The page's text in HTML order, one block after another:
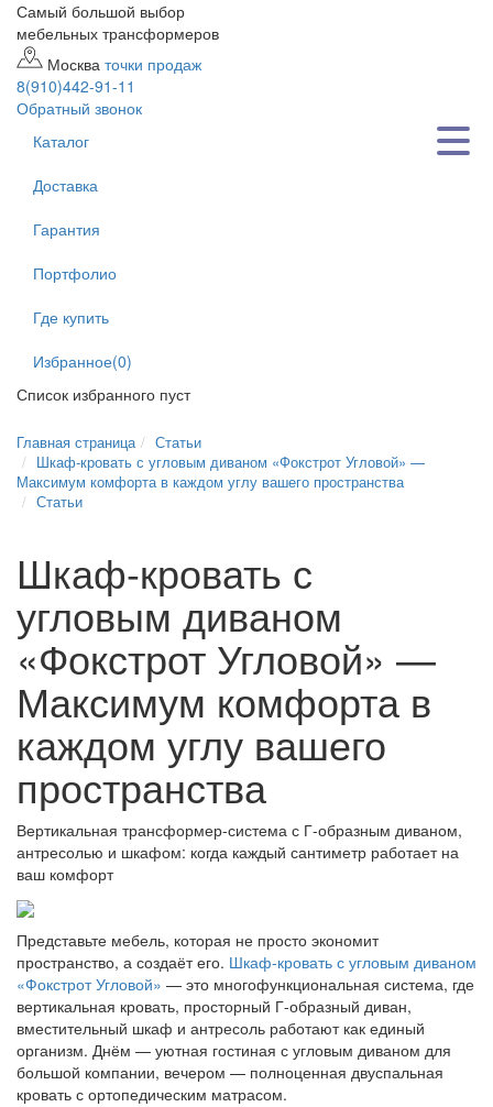
Самый большой выбор
мебельных трансформеров
Москва точки продаж
8(910)442-91-11
Обратный звонок
Каталог
Доставка
Гарантия
Портфолио
Где купить
Избранное(0)
Список избранного пуст
Главная страница
Статьи
Шкаф-кровать с угловым диваном «Фокстрот Угловой» —
Максимум комфорта в каждом углу вашего пространства
Статьи
Шкаф-кровать с
угловым диваном
«Фокстрот Угловой» —
Максимум комфорта в
каждом углу вашего
пространства
Вертикальная трансформер-система с Г-образным диваном,
антресолью и шкафом: когда каждый сантиметр работает на
ваш комфорт
Представьте мебель, которая не просто экономит
пространство, а создаёт его. Шкаф-кровать с угловым диваном
«Фокстрот Угловой» — это многофункциональная система, где
вертикальная кровать, просторный Г-образный диван,
вместительный шкаф и антресоль работают как единый
организм. Днём — уютная гостиная с угловым диваном для
большой компании, вечером — полноценная двуспальная
кровать с ортопедическим матрасом.